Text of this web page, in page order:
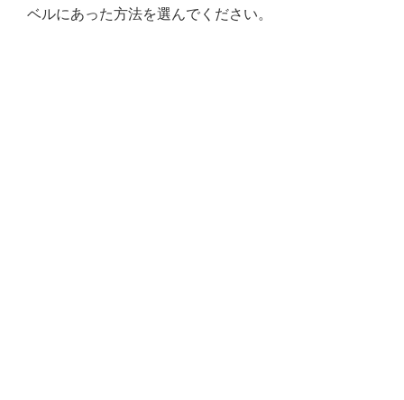
ベルにあった方法を選んでください。